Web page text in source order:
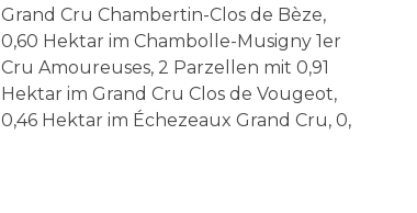
Grand Cru Chambertin-Clos de Bèze,
0,60 Hektar im Chambolle-Musigny 1er
Cru Amoureuses, 2 Parzellen mit 0,91
Hektar im Grand Cru Clos de Vougeot,
0,46 Hektar im Échezeaux Grand Cru, 0,